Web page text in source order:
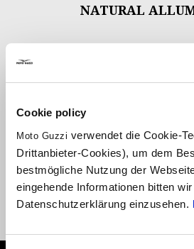
Cookie policy
Moto Guzzi verwendet die Cookie-
Drittanbieter-Cookies), um dem
bestmögliche Nutzung der
eingehende Informationen bitten
Datenschutzerklärung einzusehen.
NATURAL
CHF
These adjustable billet aluminium